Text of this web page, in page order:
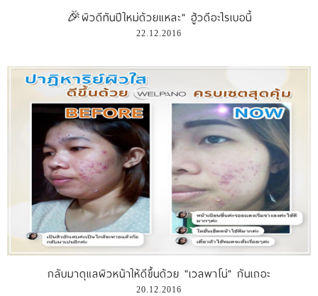
🎉ผิวดีทันปีใหม่ด้วยแหละ" ฮู้วดีอะไรเบอนี้
22.12.2016
กลับมาดุแลผิวหน้าให้ดีขึ้นด้วย "เวลพาโน่" กันเถอะ
20.12.2016